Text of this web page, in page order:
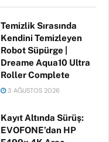
Temizlik Sırasında
Kendini Temizleyen
Robot Süpürge |
Dreame Aqua10 Ultra
Roller Complete
3 AĞUSTOS 2026
Kayıt Altında Sürüş:
EVOFONE’dan HP